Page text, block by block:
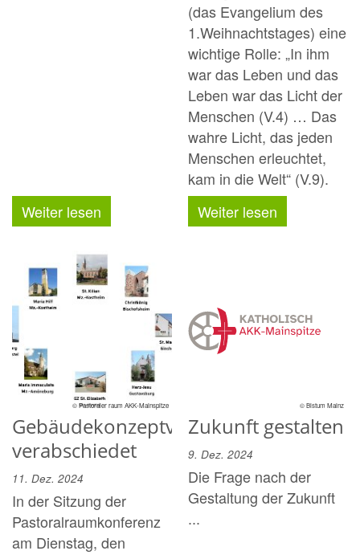
Weiter lesen
(das Evangelium des
1.Weihnachtstages) eine
wichtige Rolle: „In ihm
war das Leben und das
Leben war das Licht der
Menschen (V.4) … Das
wahre Licht, das jeden
Menschen erleuchtet,
kam in die Welt“ (V.9).
Weiter lesen
© Pastoraler raum AKK-Mainspitze
Gebäudekonzeptvarianten
verabschiedet
11. Dez. 2024
In der Sitzung der
Pastoralraumkonferenz
am Dienstag, den
© Bistum Mainz
Zukunft gestalten
9. Dez. 2024
Die Frage nach der
Gestaltung der Zukunft
...